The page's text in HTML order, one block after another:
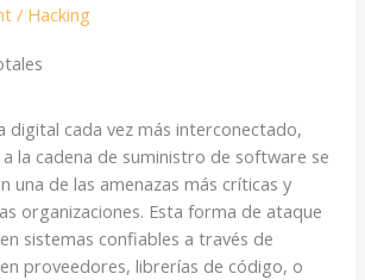
/ Hacking
digital cada vez más interconectado,
la cadena de suministro de software se
una de las amenazas más críticas y
organizaciones. Esta forma de ataque
sistemas confiables a través de
proveedores, librerías de código, o